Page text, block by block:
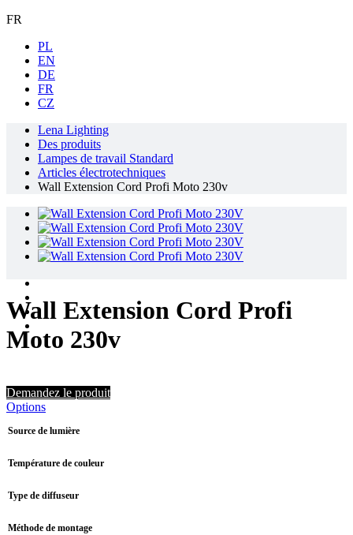
FR
PL
EN
DE
FR
CZ
Lena Lighting
Des produits
Lampes de travail Standard
Articles électrotechniques
Wall Extension Cord Profi Moto 230v
Wall Extension Cord Profi
Moto 230v
Demandez le produit
Options
Source de lumière
Température de couleur
Type de diffuseur
Méthode de montage